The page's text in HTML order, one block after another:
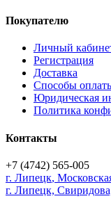
Покупателю
Личный
Регистрация
Доставка
Способы
Юридическая
Политика
Контакты
+7 (4742) 565-005
г. Липецк,
г. Липецк,